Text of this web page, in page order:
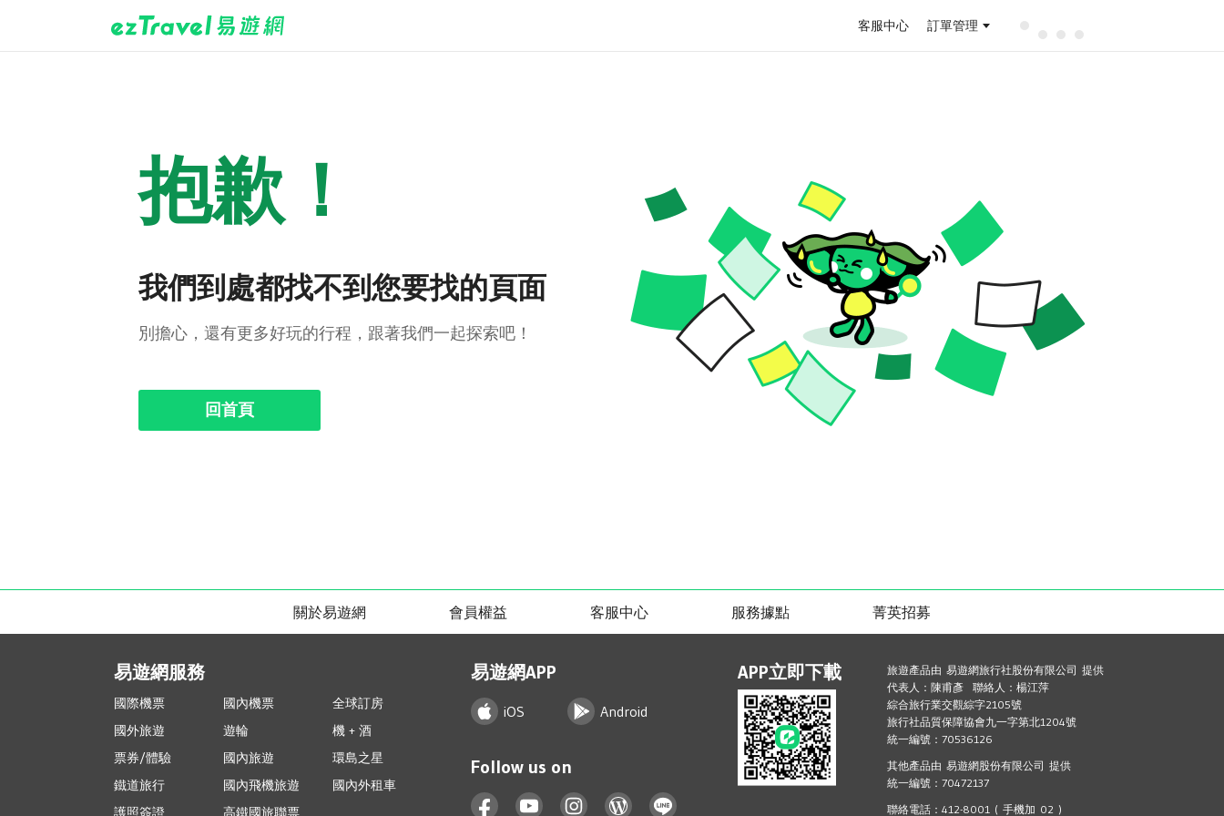
客服中心 訂單管理
抱歉！
我們到處都找不到您要找的頁面
別擔心，還有更多好玩的行程，跟著我們一起探索吧！
回首頁
關於易遊網 會員權益 客服中心 服務據點 菁英招募
易遊網服務
國際機票 國內機票
全球訂房
國外旅遊
遊輪
機 + 酒
票券/體驗
國內旅遊
環島之星
鐵道旅行
國內飛機旅遊
國內外租車
護照簽證
高鐵國旅聯票
易遊網APP
iOS Android
Follow us on
APP立即下載
旅遊產品由 易遊網旅行社股份有限公司 提供
代表人：陳甫彥 聯絡人：楊江萍
綜合旅行業交觀綜字2105號
旅行社品質保障協會九一字第北1204號
統一編號：70536126
其他產品由 易遊網股份有限公司 提供
統一編號：70472137
聯絡電話：412-8001 ( 手機加 02 )